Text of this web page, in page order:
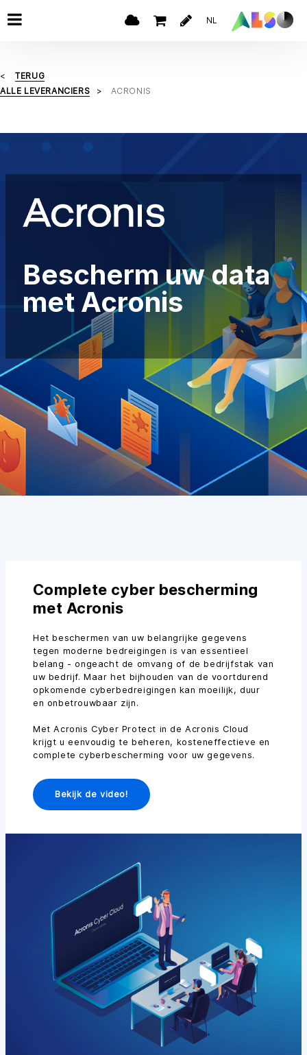
NL
TERUG
ALLE LEVERANCIERS
ACRONIS
Bescherm uw data
met Acronis
Complete cyber bescherming
met Acronis
Het beschermen van uw belangrijke gegevens
tegen moderne bedreigingen is van essentieel
belang - ongeacht de omvang of de bedrijfstak van
uw bedrijf. Maar het bijhouden van de voortdurend
opkomende cyberbedreigingen kan moeilijk, duur
en onbetrouwbaar zijn.
Met Acronis Cyber Protect in de Acronis Cloud
krijgt u eenvoudig te beheren, kosteneffectieve en
complete cyberbescherming voor uw gegevens.
Bekijk de video!